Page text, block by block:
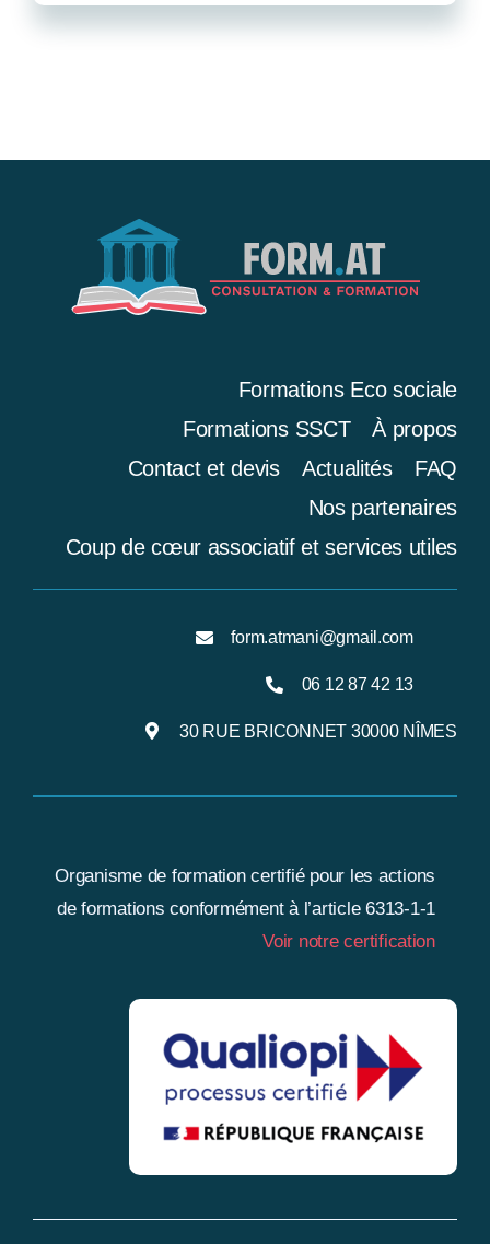
Formations Eco sociale
Formations SSCT
À propos
Contact et devis
Actualités
FAQ
Nos partenaires
Coup de cœur associatif et services utiles
form.atmani@gmail.com
06 12 87 42 13
30 RUE BRICONNET 30000 NÎMES
Organisme de formation certifié pour les actions
de formations conformément à l’article 6313-1-1
Voir notre certification